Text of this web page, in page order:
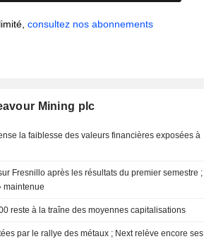
consultez nos abonnements
Mining plc
la faiblesse des valeurs financières exposées à
Fresnillo après les résultats du premier semestre ;
maintenue
reste à la traîne des moyennes capitalisations
par le rallye des métaux ; Next relève encore ses